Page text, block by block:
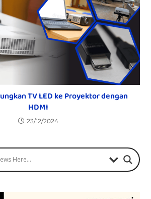
TV LED ke Proyektor dengan
HDMI
23/12/2024